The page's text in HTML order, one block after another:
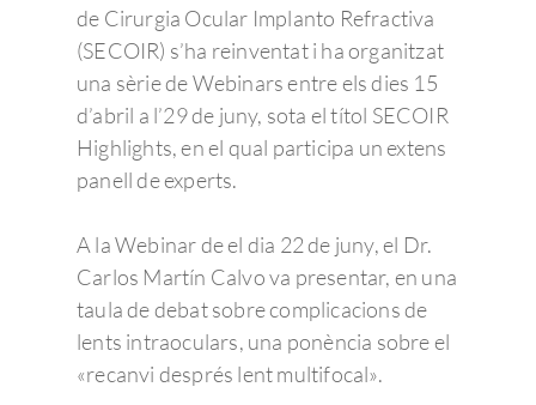
de Cirurgia Ocular Implanto Refractiva
(SECOIR) s’ha reinventat i ha organitzat
una sèrie de Webinars entre els dies 15
d’abril a l’29 de juny, sota el títol SECOIR
Highlights, en el qual participa un extens
panell de experts.
A la Webinar de el dia 22 de juny, el Dr.
Carlos Martín Calvo va presentar, en una
taula de debat sobre complicacions de
lents intraoculars, una ponència sobre el
«recanvi després lent multifocal».